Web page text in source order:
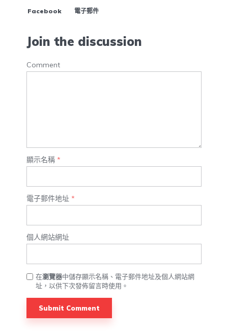
Facebook 電子郵件
Join the discussion
Comment
顯示名稱 *
電子郵件地址 *
個人網站網址
在瀏覽器中儲存顯示名稱、電子郵件地址及個人網站網
址，以供下次發佈留言時使用。